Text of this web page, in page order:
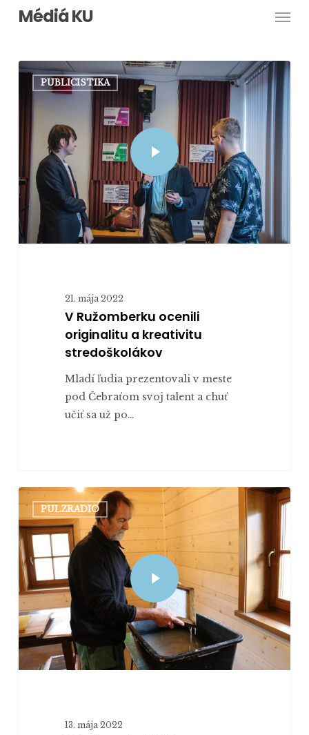
Skip
content
Médiá KU
PUBLICISTIKA
21. mája 2022
V Ružomberku ocenili
originalitu a kreativitu
stredoškolákov
Mladí ľudia prezentovali v meste
pod Čebraťom svoj talent a chuť
učiť sa už po…
PULZRADIO
13. mája 2022